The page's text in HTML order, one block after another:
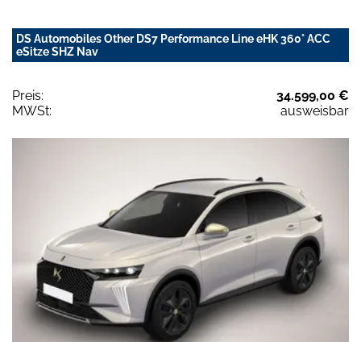
DS Automobiles Other DS7 Performance Line eHK 360° ACC
eSitze SHZ Nav
Preis:
34.599,00 €
MWSt:
ausweisbar